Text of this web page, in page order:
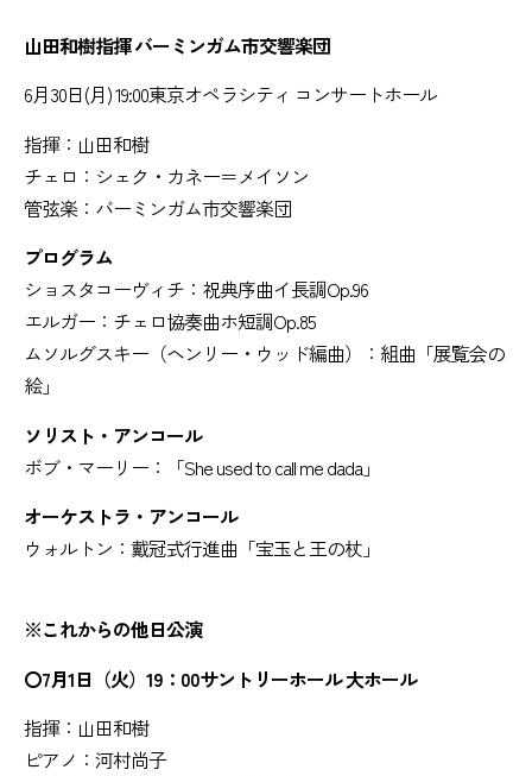
山田和樹指揮 バーミンガム市交響楽団
6月30日(月) 19:00東京オペラシティ コンサートホール
指揮：山田和樹
チェロ：シェク・カネー＝メイソン
管弦楽：バーミンガム市交響楽団
プログラム
ショスタコーヴィチ：祝典序曲イ長調Op.96
エルガー：チェロ協奏曲ホ短調Op.85
ムソルグスキー（ヘンリー・ウッド編曲）：組曲「展覧会の
絵」
ソリスト・アンコール
ボブ・マーリー：「She used to call me dada」
オーケストラ・アンコール
ウォルトン：戴冠式行進曲「宝玉と王の杖」
※これからの他日公演
〇7月1日（火）19：00サントリーホール 大ホール
指揮：山田和樹
ピアノ：河村尚子